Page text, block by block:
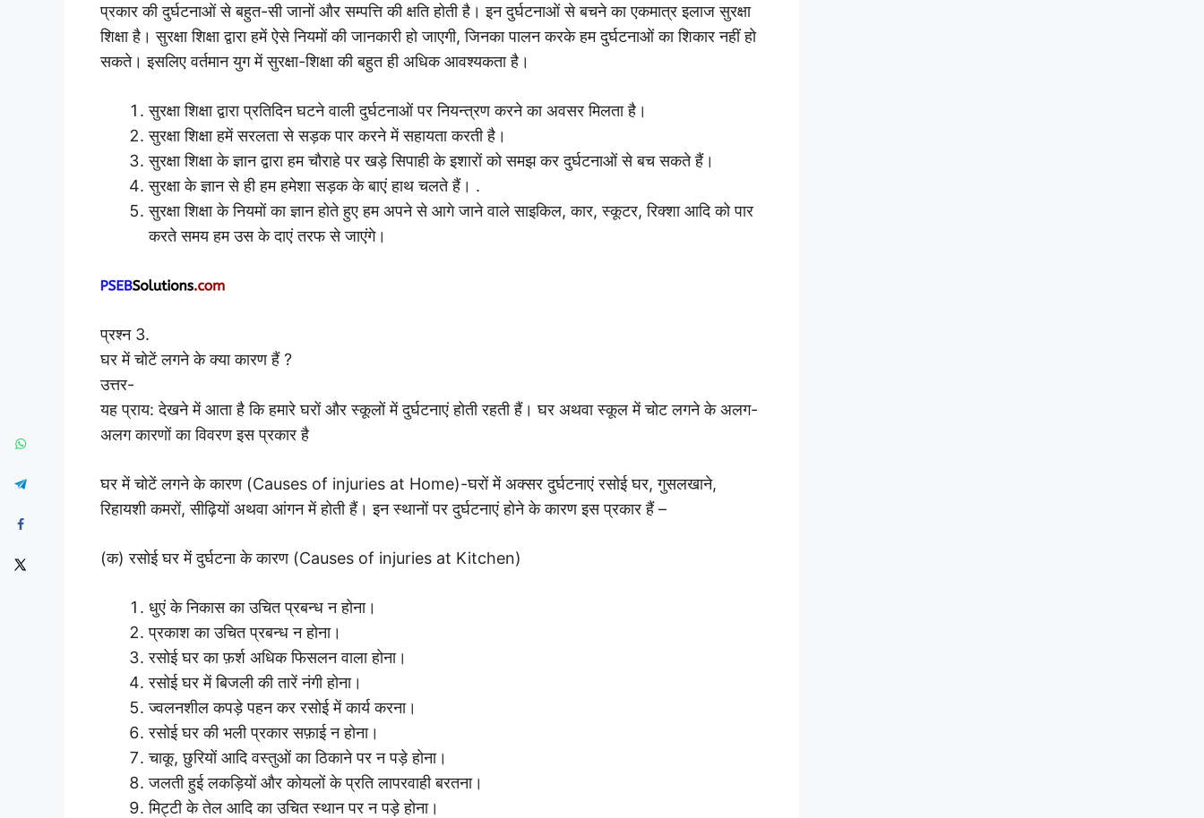
प्रकार की दुर्घटनाओं से बहुत-सी जानों और सम्पत्ति की क्षति होती है। इन दुर्घटनाओं से बचने का एकमात्र इलाज सुरक्षा
शिक्षा है। सुरक्षा शिक्षा द्वारा हमें ऐसे नियमों की जानकारी हो जाएगी, जिनका पालन करके हम दुर्घटनाओं का शिकार नहीं हो
सकते। इसलिए वर्तमान युग में सुरक्षा-शिक्षा की बहुत ही अधिक आवश्यकता है।
सुरक्षा शिक्षा द्वारा प्रतिदिन घटने वाली दुर्घटनाओं पर नियन्त्रण करने का अवसर मिलता है।
सुरक्षा शिक्षा हमें सरलता से सड़क पार करने में सहायता करती है।
सुरक्षा शिक्षा के ज्ञान द्वारा हम चौराहे पर खड़े सिपाही के इशारों को समझ कर दुर्घटनाओं से बच सकते हैं।
सुरक्षा के ज्ञान से ही हम हमेशा सड़क के बाएं हाथ चलते हैं। .
सुरक्षा शिक्षा के नियमों का ज्ञान होते हुए हम अपने से आगे जाने वाले साइकिल, कार, स्कूटर, रिक्शा आदि को पार
करते समय हम उस के दाएं तरफ से जाएंगे।
प्रश्न 3.
घर में चोटें लगने के क्या कारण हैं ?
उत्तर-
यह प्राय: देखने में आता है कि हमारे घरों और स्कूलों में दुर्घटनाएं होती रहती हैं। घर अथवा स्कूल में चोट लगने के अलग-
अलग कारणों का विवरण इस प्रकार है
घर में चोटें लगने के कारण (Causes of injuries at Home)-घरों में अक्सर दुर्घटनाएं रसोई घर, गुसलखाने,
रिहायशी कमरों, सीढ़ियों अथवा आंगन में होती हैं। इन स्थानों पर दुर्घटनाएं होने के कारण इस प्रकार हैं –
(क) रसोई घर में दुर्घटना के कारण (Causes of injuries at Kitchen)
धुएं के निकास का उचित प्रबन्ध न होना।
प्रकाश का उचित प्रबन्ध न होना।
रसोई घर का फ़र्श अधिक फिसलन वाला होना।
रसोई घर में बिजली की तारें नंगी होना।
ज्वलनशील कपड़े पहन कर रसोई में कार्य करना।
रसोई घर की भली प्रकार सफ़ाई न होना।
चाकू, छुरियों आदि वस्तुओं का ठिकाने पर न पड़े होना।
जलती हुई लकड़ियों और कोयलों के प्रति लापरवाही बरतना।
मिट्टी के तेल आदि का उचित स्थान पर न पड़े होना।